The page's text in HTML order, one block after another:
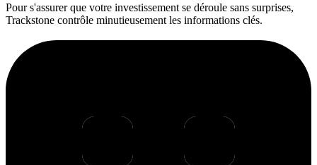
Pour s'assurer que votre investissement se déroule sans surprises,
Trackstone contrôle minutieusement les informations clés.